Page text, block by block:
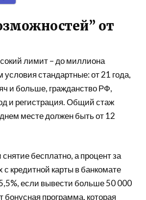
от
лимит – до миллиона
условия стандартные: от 21 года,
и больше, гражданство РФ,
и регистрация. Общий стаж
месте должен быть от 12
бесплатно, а процент за
кредитной карты в банкомате
если вывести больше 50 000
бонусная программа, которая